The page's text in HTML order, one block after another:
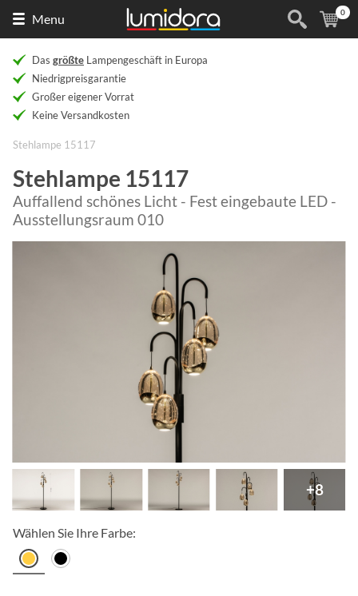
Menu (
0
Das größte Lampengeschäft in Europa
Niedrigpreisgarantie
Großer eigener Vorrat
Keine Versandkosten
Stehlampe 15117
Stehlampe 15117
Auffallend schönes Licht - Fest eingebaute LED -
Ausstellungsraum 010
+8
Wählen Sie Ihre Farbe: